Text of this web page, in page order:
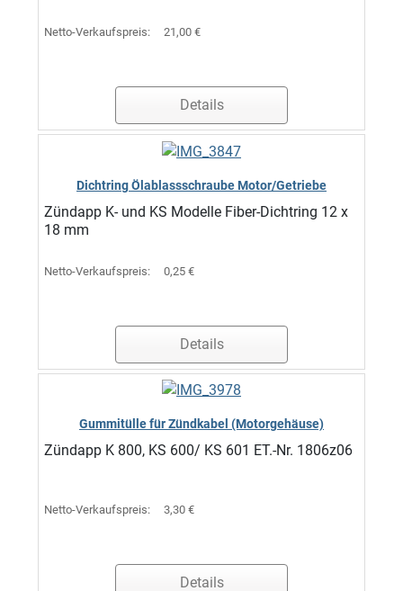
Netto-Verkaufspreis: 21,00 €
Details
Dichtring Ölablassschraube Motor/Getriebe
Zündapp K- und KS Modelle Fiber-Dichtring 12 x
18 mm
Netto-Verkaufspreis: 0,25 €
Details
Gummitülle für Zündkabel (Motorgehäuse)
Zündapp K 800, KS 600/ KS 601 ET.-Nr. 1806z06
Netto-Verkaufspreis: 3,30 €
Details